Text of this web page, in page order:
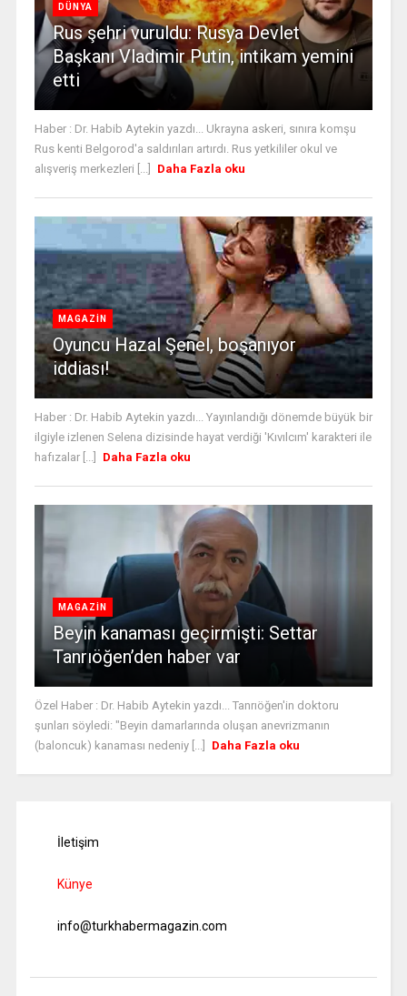
DÜNYA
Rus şehri vuruldu: Rusya Devlet
Başkanı Vladimir Putin, intikam yemini
etti
Haber : Dr. Habib Aytekin yazdı... Ukrayna askeri, sınıra komşu
Rus kenti Belgorod'a saldırıları artırdı. Rus yetkililer okul ve
alışveriş merkezleri [...]
Daha Fazla oku
MAGAZİN
Oyuncu Hazal Şenel, boşanıyor
iddiası!
Haber : Dr. Habib Aytekin yazdı... Yayınlandığı dönemde büyük bir
ilgiyle izlenen Selena dizisinde hayat verdiği 'Kıvılcım' karakteri ile
hafızalar [...]
Daha Fazla oku
MAGAZİN
Beyin kanaması geçirmişti: Settar
Tanrıöğen’den haber var
Özel Haber : Dr. Habib Aytekin yazdı... Tanrıöğen'in doktoru
şunları söyledi: "Beyin damarlarında oluşan anevrizmanın
(baloncuk) kanaması nedeniy [...]
Daha Fazla oku
İletişim
Künye
info@turkhabermagazin.com